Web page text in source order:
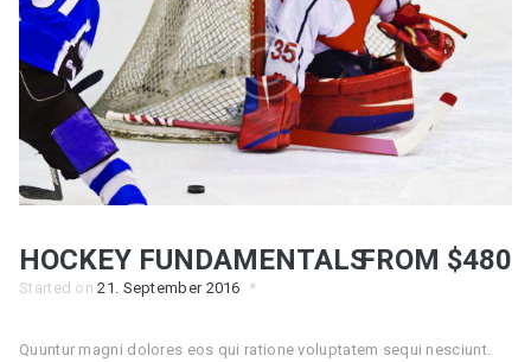
HOCKEY FUNDAMENTALSFROM $480
Started on21. September 2016
Quuntur magni dolores eos qui ratione voluptatem sequi nesciunt.